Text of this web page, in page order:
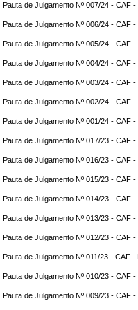
Pauta de Julgamento Nº 007/24 - CAF
Pauta de Julgamento Nº 006/24 - CAF
Pauta de Julgamento Nº 005/24 - CAF
Pauta de Julgamento Nº 004/24 - CAF
Pauta de Julgamento Nº 003/24 - CAF
Pauta de Julgamento Nº 002/24 - CAF
Pauta de Julgamento Nº 001/24 - CAF
Pauta de Julgamento Nº 017/23 - CAF
Pauta de Julgamento Nº 016/23 - CAF
Pauta de Julgamento Nº 015/23 - CAF -
Pauta de Julgamento Nº 014/23 - CAF -
Pauta de Julgamento Nº 013/23 - CAF
Pauta de Julgamento Nº 012/23 - CAF
Pauta de Julgamento Nº 011/23 - CAF -
Pauta de Julgamento Nº 010/23 - CAF
Pauta de Julgamento Nº 009/23 - CAF